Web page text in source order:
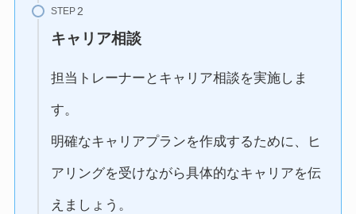
STEP
キャリア相談
担当トレーナーとキャリア相談を実施しま
す。
明確なキャリアプランを作成するために、ヒ
アリングを受けながら具体的なキャリアを伝
えましょう。